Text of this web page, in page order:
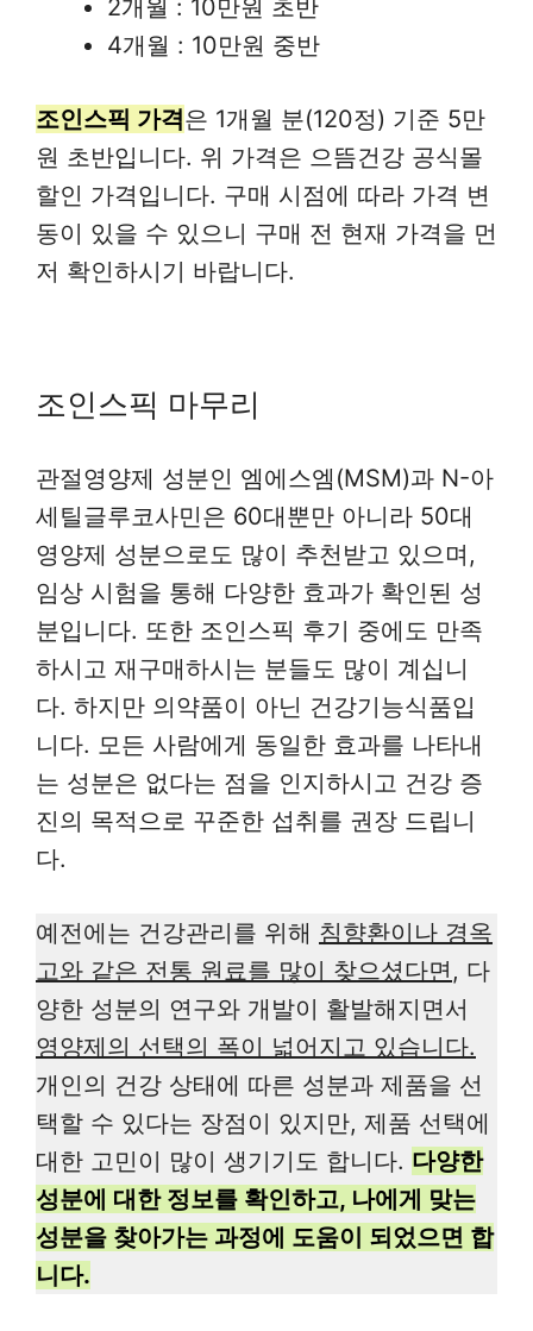
2개월 : 10만원 초반
4개월 : 10만원 중반
조인스픽 가격은 1개월 분(120정) 기준 5만
원 초반입니다. 위 가격은 으뜸건강 공식몰
할인 가격입니다. 구매 시점에 따라 가격 변
동이 있을 수 있으니 구매 전 현재 가격을 먼
저 확인하시기 바랍니다.
조인스픽 마무리
관절영양제 성분인 엠에스엠(MSM)과 N-아
세틸글루코사민은 60대뿐만 아니라 50대
영양제 성분으로도 많이 추천받고 있으며,
임상 시험을 통해 다양한 효과가 확인된 성
분입니다. 또한 조인스픽 후기 중에도 만족
하시고 재구매하시는 분들도 많이 계십니
다. 하지만 의약품이 아닌 건강기능식품입
니다. 모든 사람에게 동일한 효과를 나타내
는 성분은 없다는 점을 인지하시고 건강 증
진의 목적으로 꾸준한 섭취를 권장 드립니
다.
예전에는 건강관리를 위해 침향환이나 경옥
고와 같은 전통 원료를 많이 찾으셨다면 , 다
양한 성분의 연구와 개발이 활발해지면서
영양제의 선택의 폭이 넓어지고 있습니다.
개인의 건강 상태에 따른 성분과 제품을 선
택할 수 있다는 장점이 있지만, 제품 선택에
대한 고민이 많이 생기기도 합니다. 다양한
성분에 대한 정보를 확인하고, 나에게 맞는
성분을 찾아가는 과정에 도움이 되었으면 합
니다.